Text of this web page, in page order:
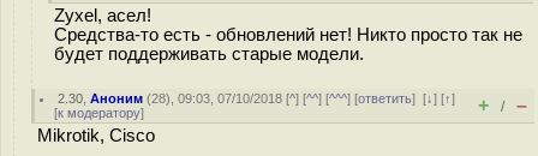
Zyxel, асел!
Средства-то есть - обновлений нет! Никто просто так не
будет поддерживать старые модели.
2.30 ,Аноним (28), 09:03, 07/10/2018 [^] [^^] [^^^] [ответить][↓] [↑]
[к модератору] + / –
Mikrotik, Cisco